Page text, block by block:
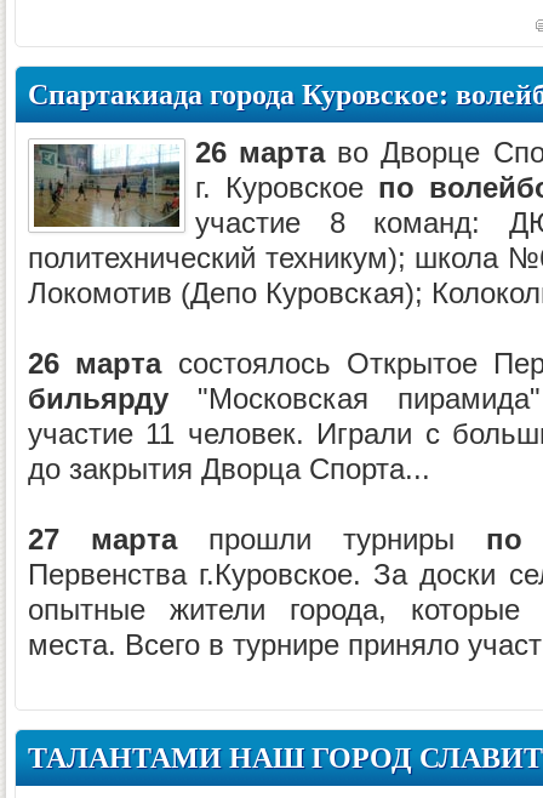
Спартакиада города Куровское:
26 мартаво Дворце
г. Куровское по
участие 8 команд:
политехнический техникум); школа
Локомотив (Депо Куровская);
26 мартасостоялось Открытое
бильярду "Московская
участие 11 человек. Играли с
до закрытия Дворца Спорта...
27 мартапрошли турниры по
Первенства г.Куровское. За доски
опытные жители города, которые
места. Всего в турнире приняло
ТАЛАНТАМИ НАШ ГОРОД